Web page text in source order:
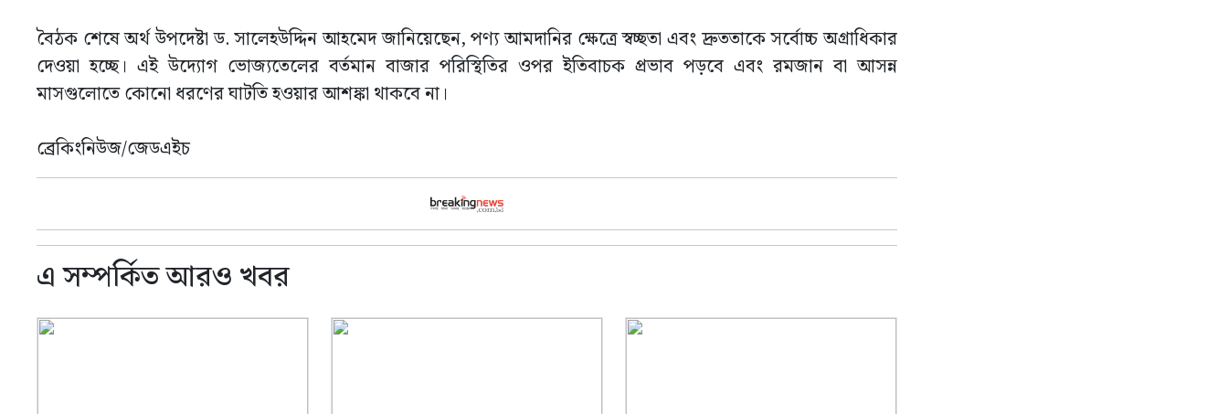
বৈঠক শেষে অর্থ উপদেষ্টা ড. সালেহউদ্দিন আহমেদ জানিয়েছেন, পণ্য আমদানির ক্ষেত্রে স্বচ্ছতা এবং দ্রুততাকে সর্বোচ্চ অগ্রাধিকার
দেওয়া হচ্ছে। এই উদ্যোগ ভোজ্যতেলের বর্তমান বাজার পরিস্থিতির ওপর ইতিবাচক প্রভাব পড়বে এবং রমজান বা আসন্ন
মাসগুলোতে কোনো ধরণের ঘাটতি হওয়ার আশঙ্কা থাকবে না।
ব্রেকিংনিউজ/জেডএইচ
এ সম্পর্কিত আরও খবর